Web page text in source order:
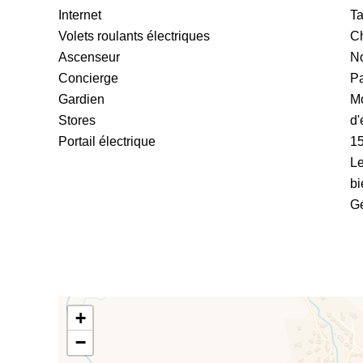
Internet
Volets roulants électriques
Ascenseur
Concierge
Gardien
Stores
Portail électrique
+
−